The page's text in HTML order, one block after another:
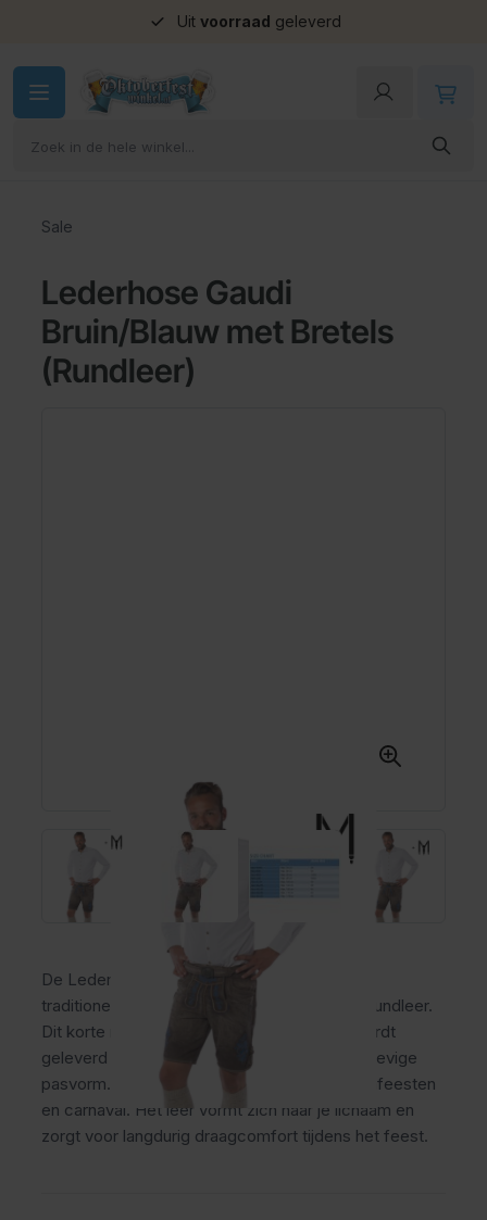
Uit voorraad geleverd
Sale
Lederhose Gaudi
Bruin/Blauw met Bretels
(Rundleer)
De Lederhose Gaudi kort bruin blauw is een
traditionele lederhose voor heren van 100% rundleer.
Dit korte model valt net boven de knie en wordt
geleverd met verstelbare bretels voor een stevige
pasvorm. Ideaal voor het Oktoberfest, themafeesten
en carnaval. Het leer vormt zich naar je lichaam en
zorgt voor langdurig draagcomfort tijdens het feest.